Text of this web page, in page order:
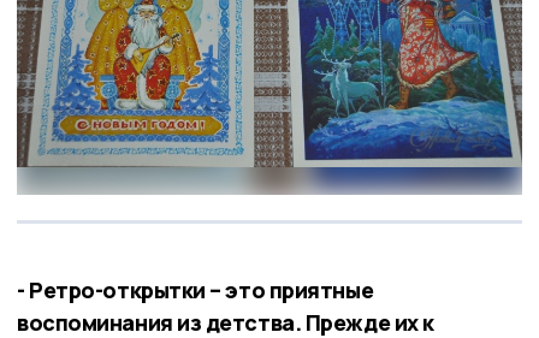
- Ретро-открытки – это приятные
воспоминания из детства. Прежде их к